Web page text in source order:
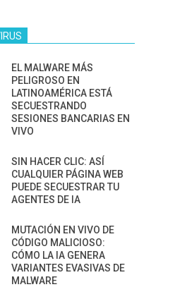
EL MALWARE MÁS
PELIGROSO EN
LATINOAMÉRICA ESTÁ
SECUESTRANDO
SESIONES BANCARIAS EN
VIVO
SIN HACER CLIC: ASÍ
CUALQUIER PÁGINA WEB
PUEDE SECUESTRAR TU
AGENTES DE IA
MUTACIÓN EN VIVO DE
CÓDIGO MALICIOSO:
CÓMO LA IA GENERA
VARIANTES EVASIVAS DE
MALWARE